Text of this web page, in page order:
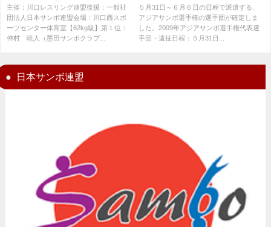
ルリーグ結果
主催：川口レスリング連盟後援：一般社
団法人日本サンボ連盟会場：川口西スポ
ーツセンター体育室【62kg級】第１位：
仲村 暁人（墨田サンボクラブ...
５月31日～６月６日の日程で派遣する、
アジアサンボ選手権の選手団が確定しま
した。2009年アジアサンボ選手権代表選
手団・遠征日程：５月31日...
日本サンボ連盟